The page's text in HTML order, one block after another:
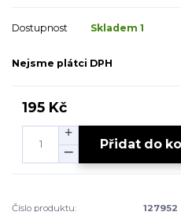
Dostupnost Skladem 1
Nejsme plátci DPH
195 Kč
Přidat do
Číslo produktu:
127952